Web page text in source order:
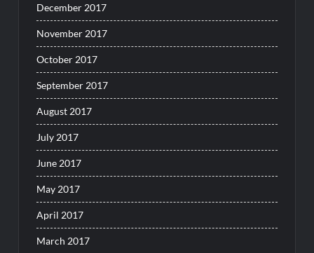
December 2017
November 2017
October 2017
September 2017
August 2017
July 2017
June 2017
May 2017
April 2017
March 2017